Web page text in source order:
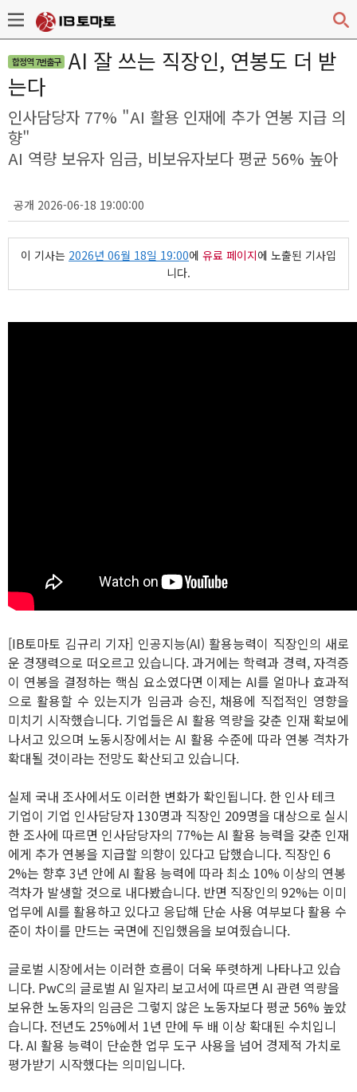
합정역 7번출구
AI 잘 쓰는 직장인, 연봉도 더 받
는다
인사담당자 77% "AI 활용 인재에 추가 연봉 지급 의
향"
AI 역량 보유자 임금, 비보유자보다 평균 56% 높아
공개 2026-06-18 19:00:00
이 기사는 2026년 06월 18일 19:00에 유료 페이지에 노출된 기사입
니다.
[IB토마토 김규리 기자] 인공지능(AI) 활용능력이 직장인의 새로
운 경쟁력으로 떠오르고 있습니다. 과거에는 학력과 경력, 자격증
이 연봉을 결정하는 핵심 요소였다면 이제는 AI를 얼마나 효과적
으로 활용할 수 있는지가 임금과 승진, 채용에 직접적인 영향을
미치기 시작했습니다. 기업들은 AI 활용 역량을 갖춘 인재 확보에
나서고 있으며 노동시장에서는 AI 활용 수준에 따라 연봉 격차가
확대될 것이라는 전망도 확산되고 있습니다.
실제 국내 조사에서도 이러한 변화가 확인됩니다. 한 인사 테크
기업이 기업 인사담당자 130명과 직장인 209명을 대상으로 실시
한 조사에 따르면 인사담당자의 77%는 AI 활용 능력을 갖춘 인재
에게 추가 연봉을 지급할 의향이 있다고 답했습니다. 직장인 6
2%는 향후 3년 안에 AI 활용 능력에 따라 최소 10% 이상의 연봉
격차가 발생할 것으로 내다봤습니다. 반면 직장인의 92%는 이미
업무에 AI를 활용하고 있다고 응답해 단순 사용 여부보다 활용 수
준이 차이를 만드는 국면에 진입했음을 보여줬습니다.
글로벌 시장에서는 이러한 흐름이 더욱 뚜렷하게 나타나고 있습
니다. PwC의 글로벌 AI 일자리 보고서에 따르면 AI 관련 역량을
보유한 노동자의 임금은 그렇지 않은 노동자보다 평균 56% 높았
습니다. 전년도 25%에서 1년 만에 두 배 이상 확대된 수치입니
다. AI 활용 능력이 단순한 업무 도구 사용을 넘어 경제적 가치로
평가받기 시작했다는 의미입니다.